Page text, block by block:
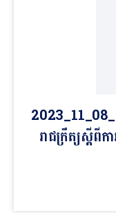
រាជក្រឹត្យស្ដីពី